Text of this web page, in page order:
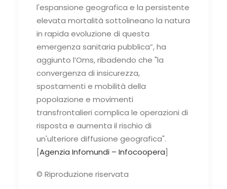
l'espansione geografica e la persistente
elevata mortalità sottolineano la natura
in rapida evoluzione di questa
emergenza sanitaria pubblica”, ha
aggiunto l’Oms, ribadendo che "la
convergenza di insicurezza,
spostamenti e mobilità della
popolazione e movimenti
transfrontalieri complica le operazioni di
risposta e aumenta il rischio di
un'ulteriore diffusione geografica".
[Agenzia Infomundi – Infocoopera]
© Riproduzione riservata